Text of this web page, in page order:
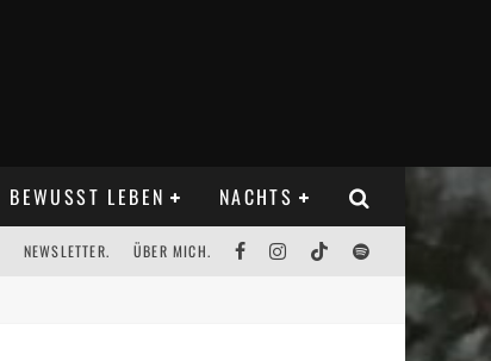
BEWUSST LEBEN NACHTS
NEWSLETTER. ÜBER MICH.